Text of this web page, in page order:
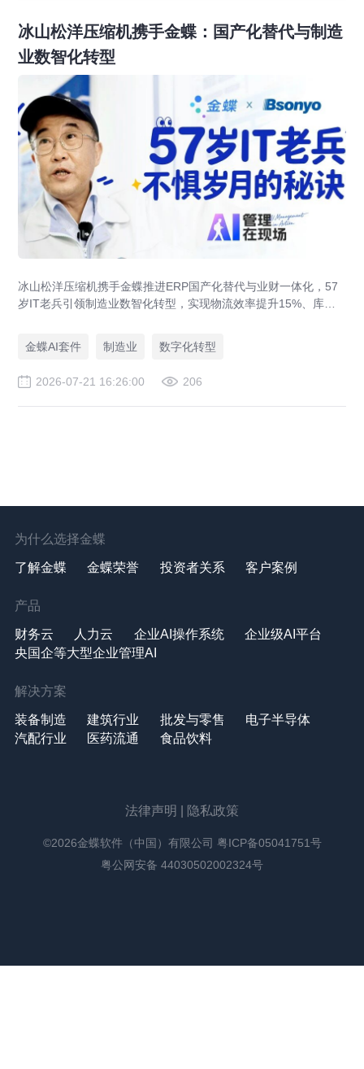
冰山松洋压缩机携手金蝶：国产化替代与制造
业数智化转型
冰山松洋压缩机携手金蝶推进ERP国产化替代与业财一体化，57
岁IT老兵引领制造业数智化转型，实现物流效率提升15%、库存
金蝶AI套件
制造业 数字化转型
2026-07-21 16:26:00 206
为什么选择金蝶
了解金蝶 金蝶荣誉 投资者关系 客户案例
产品
财务云 人力云 企业AI操作系统
企业级AI平台
央国企等大型企业管理AI
解决方案
装备制造 建筑行业 批发与零售
电子半导体
汽配行业
医药流通 食品饮料
法律声明 隐私政策
©2026金蝶软件（中国）有限公司 粤ICP备05041751号
粤公网安备 44030502002324号